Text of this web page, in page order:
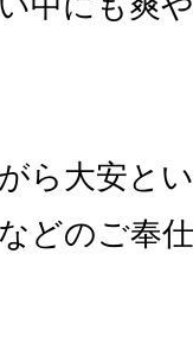
ら大安と
どのご奉